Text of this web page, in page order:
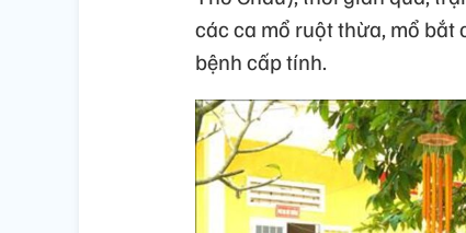
các ca mổ ruột thừa, mổ bắt
bệnh cấp tính.